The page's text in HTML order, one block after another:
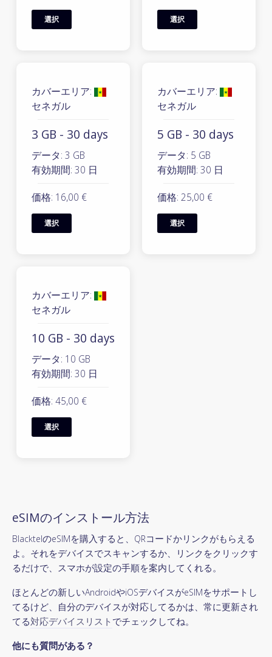
選択 選択
カバーエリア:
セネガル
3 GB - 30 days
データ: 3 GB
有効期間: 30 日
価格: 16,00 €
選択
カバーエリア:
セネガル
5 GB - 30 days
データ: 5 GB
有効期間: 30 日
価格: 25,00 €
選択
カバーエリア:
セネガル
10 GB - 30 days
データ: 10 GB
有効期間: 30 日
価格: 45,00 €
選択
eSIMのインストール方法
BlacktelのeSIMを購入すると、QRコードかリンクがもらえる
よ。それをデバイスでスキャンするか、リンクをクリックす
るだけで、スマホが設定の手順を案内してくれる。
ほとんどの新しいAndroidやiOSデバイスがeSIMをサポートし
てるけど、自分のデバイスが対応してるかは、常に更新され
てる対応デバイスリスト でチェックしてね。
他にも質問がある？